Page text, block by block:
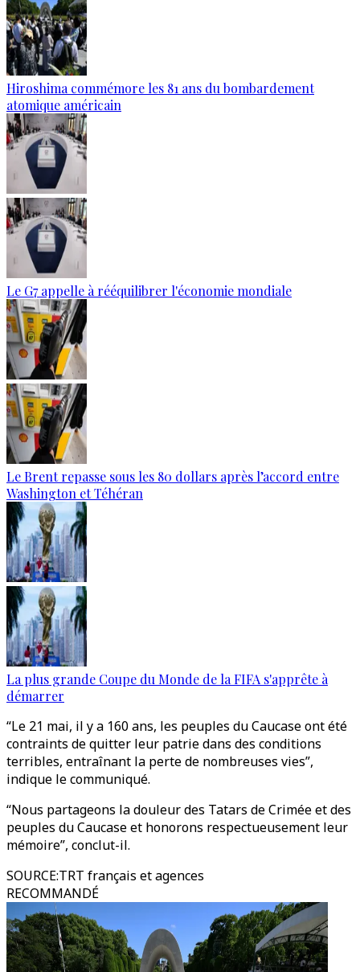
Hiroshima commémore les 81 ans du bombardement
atomique américain
Le G7 appelle à rééquilibrer l'économie mondiale
Le Brent repasse sous les 80 dollars après l’accord entre
Washington et Téhéran
La plus grande Coupe du Monde de la FIFA s'apprête à
démarrer
“Le 21 mai, il y a 160 ans, les peuples du Caucase ont été
contraints de quitter leur patrie dans des conditions
terribles, entraînant la perte de nombreuses vies”,
indique le communiqué.
“Nous partageons la douleur des Tatars de Crimée et des
peuples du Caucase et honorons respectueusement leur
mémoire”, conclut-il.
SOURCE:TRT français et agences
RECOMMANDÉ